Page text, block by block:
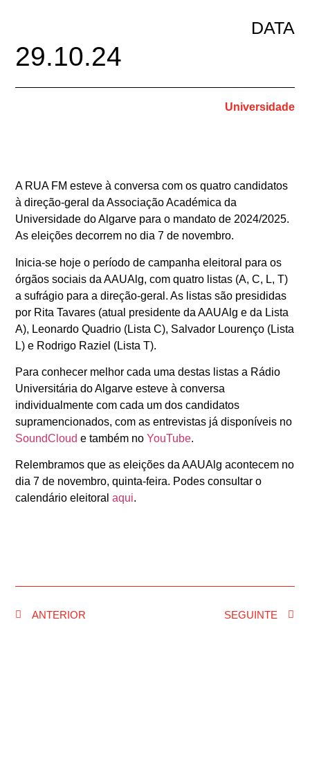
DATA
29.10.24
Universidade
A RUA FM esteve à conversa com os quatro candidatos
à direção-geral da Associação Académica da
Universidade do Algarve para o mandato de 2024/2025.
As eleições decorrem no dia 7 de novembro.
Inicia-se hoje o período de campanha eleitoral para os
órgãos sociais da AAUAlg, com quatro listas (A, C, L, T)
a sufrágio para a direção-geral. As listas são presididas
por Rita Tavares (atual presidente da AAUAlg e da Lista
A), Leonardo Quadrio (Lista C), Salvador Lourenço (Lista
L) e Rodrigo Raziel (Lista T).
Para conhecer melhor cada uma destas listas a Rádio
Universitária do Algarve esteve à conversa
individualmente com cada um dos candidatos
supramencionados, com as entrevistas já disponíveis no
SoundCloud e também noYouTube.
Relembramos que as eleições da AAUAlg acontecem no
dia 7 de novembro, quinta-feira. Podes consultar o
calendário eleitoralaqui.
ANTERIOR SEGUINTE